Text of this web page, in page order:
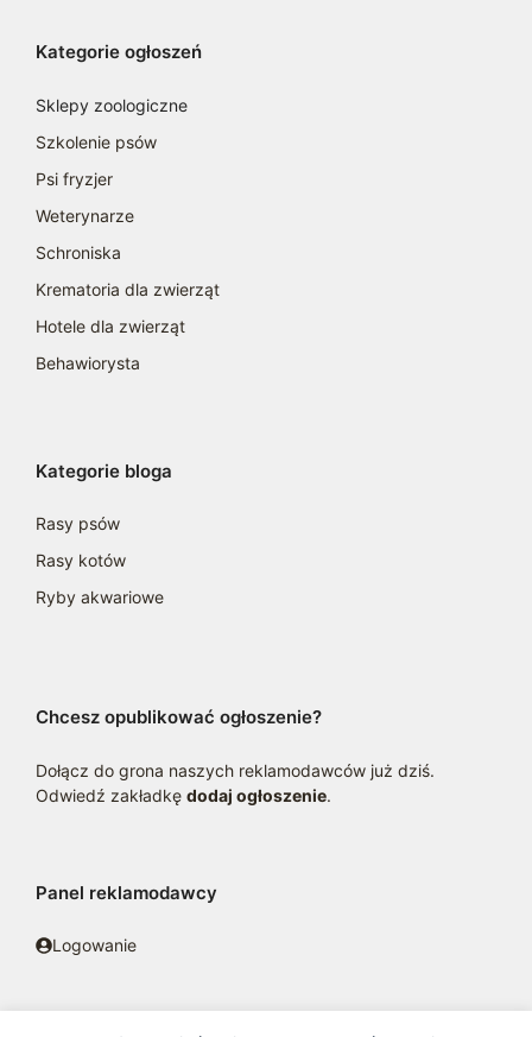
Kategorie ogłoszeń
Sklepy zoologiczne
Szkolenie psów
Psi fryzjer
Weterynarze
Schroniska
Krematoria dla zwierząt
Hotele dla zwierząt
Behawiorysta
Kategorie bloga
Rasy psów
Rasy kotów
Ryby akwariowe
Chcesz opublikować ogłoszenie?
Dołącz do grona naszych reklamodawców już dziś.
Odwiedź zakładkę dodaj ogłoszenie.
Panel reklamodawcy
Logowanie